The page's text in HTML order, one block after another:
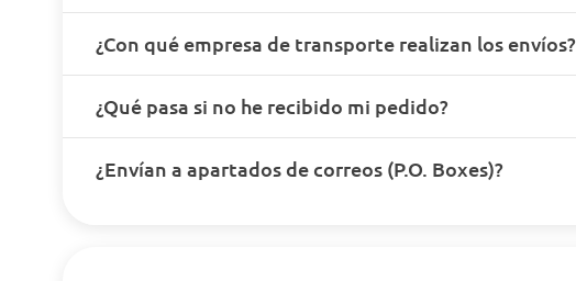
¿Con qué empresa de transporte realizan los envíos?
¿Qué pasa si no he recibido mi pedido?
¿Envían a apartados de correos (P.O. Boxes)?